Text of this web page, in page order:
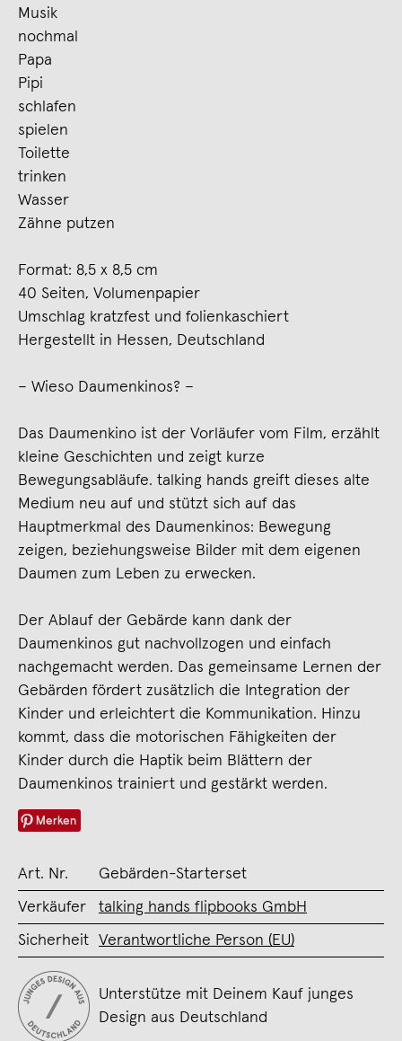
Musik
nochmal
Papa
Pipi
schlafen
spielen
Toilette
trinken
Wasser
Zähne putzen
Format: 8,5 x 8,5 cm
40 Seiten, Volumenpapier
Umschlag kratzfest und folienkaschiert
Hergestellt in Hessen, Deutschland
– Wieso Daumenkinos? –
Das Daumenkino ist der Vorläufer vom Film, erzählt
kleine Geschichten und zeigt kurze
Bewegungsabläufe. talking hands greift dieses alte
Medium neu auf und stützt sich auf das
Hauptmerkmal des Daumenkinos: Bewegung
zeigen, beziehungsweise Bilder mit dem eigenen
Daumen zum Leben zu erwecken.
Der Ablauf der Gebärde kann dank der
Daumenkinos gut nachvollzogen und einfach
nachgemacht werden. Das gemeinsame Lernen der
Gebärden fördert zusätzlich die Integration der
Kinder und erleichtert die Kommunikation. Hinzu
kommt, dass die motorischen Fähigkeiten der
Kinder durch die Haptik beim Blättern der
Daumenkinos trainiert und gestärkt werden.
Merken
Art. Nr. Gebärden-Starterset
Verkäufer talking hands flipbooks GmbH
Sicherheit Verantwortliche Person (EU)
Unterstütze mit Deinem Kauf junges
Design aus Deutschland